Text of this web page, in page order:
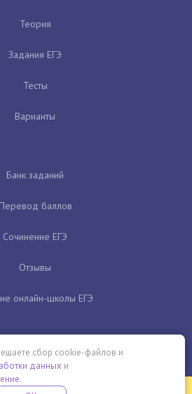
Теория
Задания ЕГЭ
Тесты
Варианты
Банк заданий
Перевод баллов
Сочинение ЕГЭ
Отзывы
онлайн-школы ЕГЭ
сбор cookie-файлов и
данных и
.